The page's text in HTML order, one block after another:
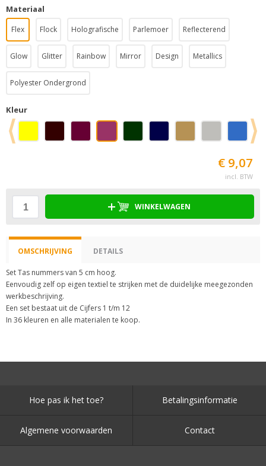
Materiaal
Flex Flock Holografische Parlemoer Reflecterend
Glow Glitter Rainbow Mirror Design Metallics
Polyester Ondergrond
Kleur
€ 9,07
incl. BTW
WINKELWAGEN
OMSCHRIJVING DETAILS
Set Tas nummers van 5 cm hoog.
Eenvoudig zelf op eigen textiel te strijken met de duidelijke meegezonden
werkbeschrijving.
Een set bestaat uit de Cijfers 1 t/m 12
In 36 kleuren en alle materialen te koop.
Hoe pas ik het toe? Betalingsinformatie
Algemene voorwaarden Contact